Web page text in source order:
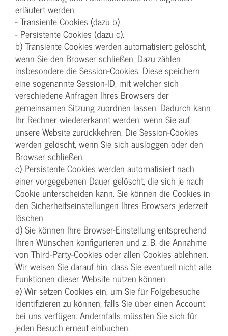
erläutert werden:
- Transiente Cookies (dazu b)
- Persistente Cookies (dazu c).
b) Transiente Cookies werden automatisiert gelöscht,
wenn Sie den Browser schließen. Dazu zählen
insbesondere die Session-Cookies. Diese speichern
eine sogenannte Session-ID, mit welcher sich
verschiedene Anfragen Ihres Browsers der
gemeinsamen Sitzung zuordnen lassen. Dadurch kann
Ihr Rechner wiedererkannt werden, wenn Sie auf
unsere Website zurückkehren. Die Session-Cookies
werden gelöscht, wenn Sie sich ausloggen oder den
Browser schließen.
c) Persistente Cookies werden automatisiert nach
einer vorgegebenen Dauer gelöscht, die sich je nach
Cookie unterscheiden kann. Sie können die Cookies in
den Sicherheitseinstellungen Ihres Browsers jederzeit
löschen.
d) Sie können Ihre Browser-Einstellung entsprechend
Ihren Wünschen konfigurieren und z. B. die Annahme
von Third-Party-Cookies oder allen Cookies ablehnen.
Wir weisen Sie darauf hin, dass Sie eventuell nicht alle
Funktionen dieser Website nutzen können.
e) Wir setzen Cookies ein, um Sie für Folgebesuche
identifizieren zu können, falls Sie über einen Account
bei uns verfügen. Andernfalls müssten Sie sich für
jeden Besuch erneut einbuchen.